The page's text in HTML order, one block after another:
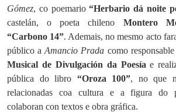
Gómez, co poemario“Herbario dánoite
castelán, o poeta chileno Montero
“Carbono 14”. Ademais, no mesmo acto
público aAmancio Prada como responsable
Musical de Divulgación da Poesía e
pública do libro “Oroza 100”, no que
relacionadas coa cultura e a figura do
colaboran con textos e obra gráfica.